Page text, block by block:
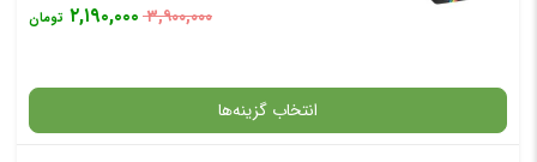
۳,۹۰۰,۰۰۰ ۲,۱۹۰,۰۰۰ تومان
انتخاب گزینه‌ها